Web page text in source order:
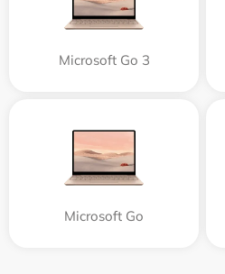
Microsoft Go 3
Microsoft Go